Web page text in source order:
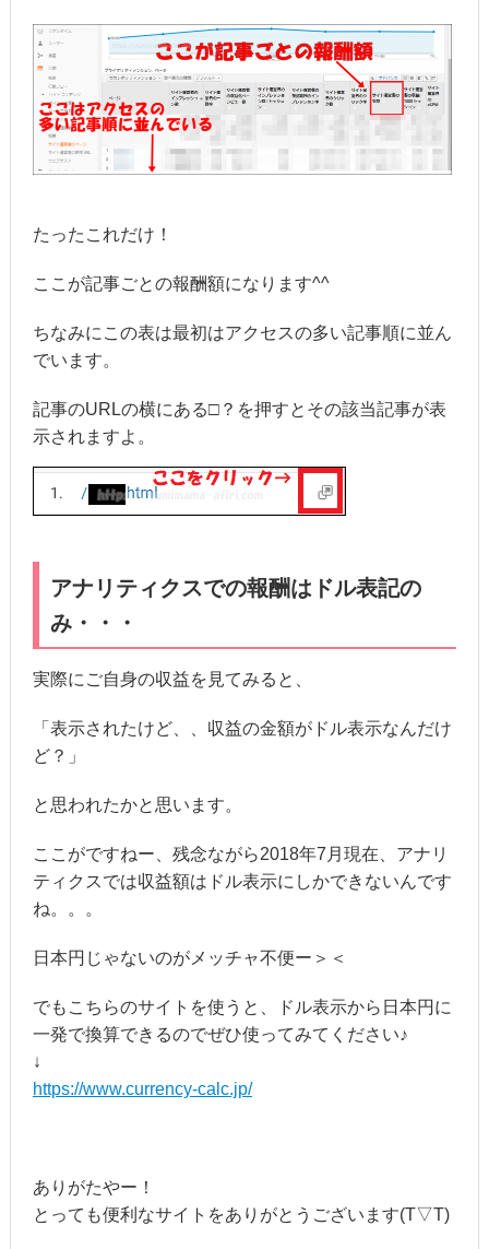
たったこれだけ！
ここが記事ごとの報酬額になります^^
ちなみにこの表は最初はアクセスの多い記事順に並ん
でいます。
記事のURLの横にある□？を押すとその該当記事が表
示されますよ。
アナリティクスでの報酬はドル表記の
み・・・
実際にご自身の収益を見てみると、
「表示されたけど、、収益の金額がドル表示なんだけ
ど？」
と思われたかと思います。
ここがですねー、残念ながら2018年7月現在、アナリ
ティクスでは収益額はドル表示にしかできないんです
ね。。。
日本円じゃないのがメッチャ不便ー＞＜
でもこちらのサイトを使うと、ドル表示から日本円に
一発で換算できるのでぜひ使ってみてください♪
↓
https://www.currency-calc.jp/
ありがたやー！
とっても便利なサイトをありがとうございます(T▽T)